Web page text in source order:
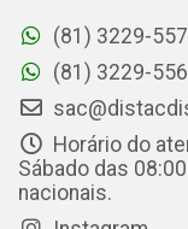
(81) 3229-
(81) 3229-
Horário do
Sábado das
nacionais.